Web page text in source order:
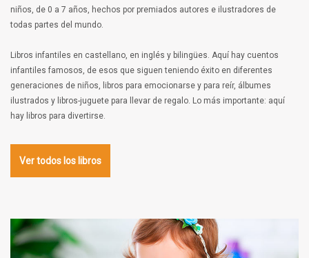
niños, de 0 a 7 años, hechos por premiados autores e ilustradores de
todas partes del mundo.
Libros infantiles en castellano, en inglés y bilingües. Aquí hay cuentos
infantiles famosos, de esos que siguen teniendo éxito en diferentes
generaciones de niños, libros para emocionarse y para reír, álbumes
ilustrados y libros-juguete para llevar de regalo. Lo más importante: aquí
hay libros para divertirse.
Ver todos los libros